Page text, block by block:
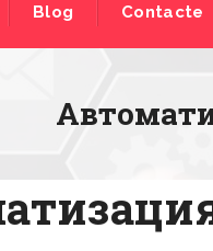
Blog Contacte